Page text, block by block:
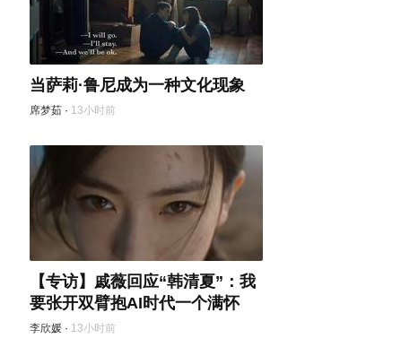
当萨莉·鲁尼成为一种文化现象
席梦茹 · 13小时前
【专访】戚薇回应“韩清夏”：我
要张开双臂抱AI时代一个满怀
李欣媛 · 13小时前